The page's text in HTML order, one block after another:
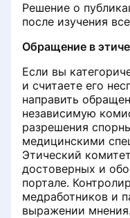
Решение о
после изучения
Обращение в
Если вы
и считаете его
направить
независимую
разрешения
медицинскими
Этический
достоверных и
портале.
медработников и
выражении